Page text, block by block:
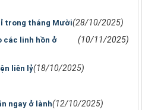
trong tháng Mười(28/10/2025)
các linh hồn ở
(10/11/2025)
liên lỷ(18/10/2025)
ngay ở lành(12/10/2025)